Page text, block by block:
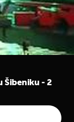
Šibeniku - 2